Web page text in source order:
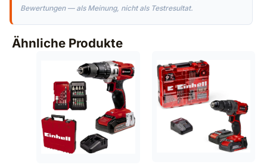
Bewertungen — als Meinung, nicht als Testresultat.
Ähnliche Produkte